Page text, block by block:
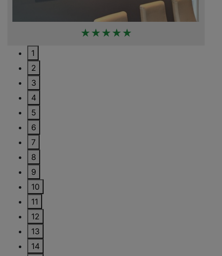
★★★★★
1
2
3
4
5
6
7
8
9
10
11
12
13
14